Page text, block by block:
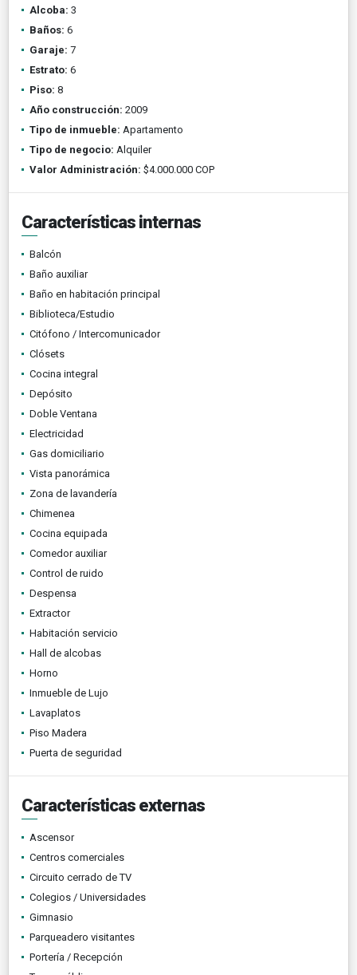
Alcoba: 3
Baños: 6
Garaje: 7
Estrato: 6
Piso: 8
Año construcción: 2009
Tipo de inmueble: Apartamento
Tipo de negocio: Alquiler
Valor Administración: $4.000.000 COP
Características internas
Balcón
Baño auxiliar
Baño en habitación principal
Biblioteca/Estudio
Citófono / Intercomunicador
Clósets
Cocina integral
Depósito
Doble Ventana
Electricidad
Gas domiciliario
Vista panorámica
Zona de lavandería
Chimenea
Cocina equipada
Comedor auxiliar
Control de ruido
Despensa
Extractor
Habitación servicio
Hall de alcobas
Horno
Inmueble de Lujo
Lavaplatos
Piso Madera
Puerta de seguridad
Características externas
Ascensor
Centros comerciales
Circuito cerrado de TV
Colegios / Universidades
Gimnasio
Parqueadero visitantes
Portería / Recepción